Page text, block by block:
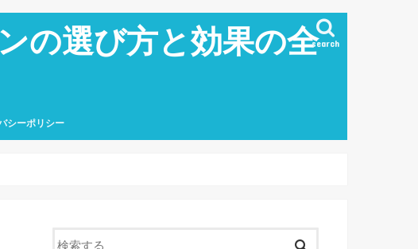
の選び方と効果の全search
シーポリシー